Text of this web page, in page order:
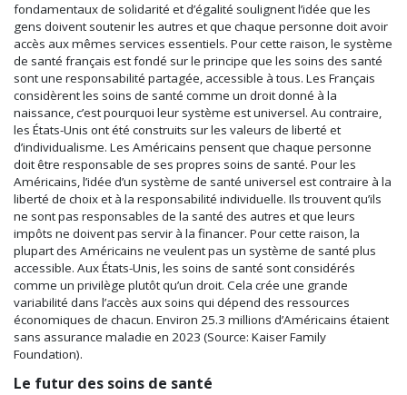
fondamentaux de solidarité et d’égalité soulignent l’idée que les
gens doivent soutenir les autres et que chaque personne doit avoir
accès aux mêmes services essentiels. Pour cette raison, le système
de santé français est fondé sur le principe que les soins des santé
sont une responsabilité partagée, accessible à tous. Les Français
considèrent les soins de santé comme un droit donné à la
naissance, c’est pourquoi leur système est universel. Au contraire,
les États-Unis ont été construits sur les valeurs de liberté et
d’individualisme. Les Américains pensent que chaque personne
doit être responsable de ses propres soins de santé. Pour les
Américains, l’idée d’un système de santé universel est contraire à la
liberté de choix et à la responsabilité individuelle. Ils trouvent qu’ils
ne sont pas responsables de la santé des autres et que leurs
impôts ne doivent pas servir à la financer. Pour cette raison, la
plupart des Américains ne veulent pas un système de santé plus
accessible. Aux États-Unis, les soins de santé sont considérés
comme un privilège plutôt qu’un droit. Cela crée une grande
variabilité dans l’accès aux soins qui dépend des ressources
économiques de chacun. Environ 25.3 millions d’Américains étaient
sans assurance maladie en 2023 (Source: Kaiser Family
Foundation).
Le futur des soins de santé